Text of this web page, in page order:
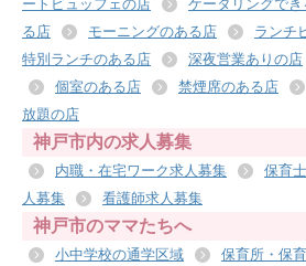
ートビュッフェの店
ケータリングで
る店
モーニングのある店 ランチ
特別ランチのある店
深夜営業ありの店
個室のある店
禁煙席のある店
放題の店
神戸市内の求人募集
内職・在宅ワーク求人募集 保育
人募集
看護師求人募集
神戸市のママたちへ
小中学校の通学区域 保育所・保